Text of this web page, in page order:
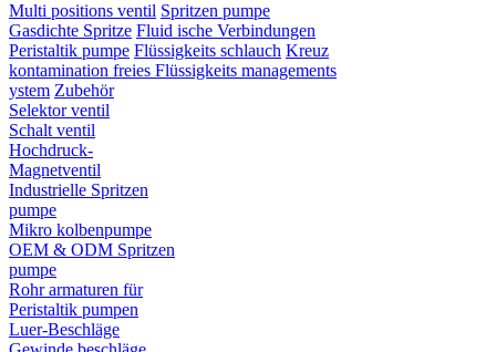
Multi positions ventil Spritzen pumpe
Gasdichte Spritze Fluid ische Verbindungen
Peristaltik pumpe Flüssigkeits schlauch Kreuz
kontamination freies Flüssigkeits managements
ystem Zubehör
Selektor ventil
Schalt ventil
Hochdruck-
Magnetventil
Industrielle Spritzen
pumpe
Mikro kolbenpumpe
OEM & ODM Spritzen
pumpe
Rohr armaturen für
Peristaltik pumpen
Luer-Beschläge